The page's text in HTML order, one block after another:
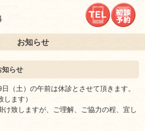
立川北口ナオ矯正歯
お知らせ
知らせ
（土）の午前は休診とさせて頂きます。
します）
け致しますが、ご理解、ご協力の程、宜し